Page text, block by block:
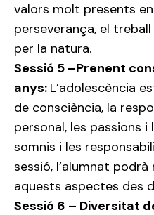
valors molt presents
perseverança, el
per la natura.
Sessió 5 –Prenent
anys: L’adolescència
de consciència, la
personal, les passions i
somnis i les
sessió, l’alumnat
aquests aspectes des
Sessió 6 – Diversitat